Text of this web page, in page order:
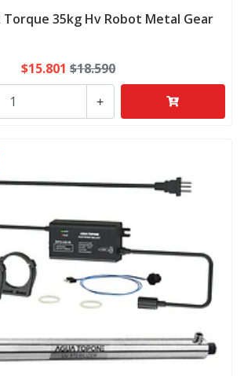
Torque 35kg Hv Robot Metal Gear
$15.801 $18.590
+